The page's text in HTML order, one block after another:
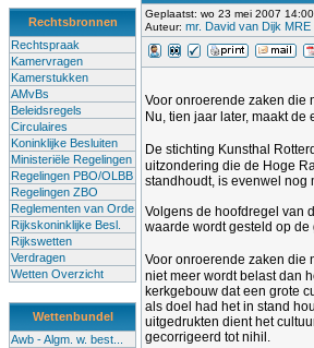
Rechtsbronnen
Rechtspraak
Kamervragen
Kamerstukken
AMvBs
Beleidsregels
Circulaires
Koninklijke Besluiten
Ministeriële Regelingen
Regelingen PBO/OLBB
Regelingen ZBO
Reglementen van Orde
Rijkskoninklijke Besl.
Rijkswetten
Verdragen
Wetten Overzicht
Wettenbundel
Awb - Algm. w. best...
Geplaatst: wo 23 mei 2007 14:00
Auteur: mr. David van Dijk MRE
Voor onroerende zaken die
Nu, tien jaar later, maakt
De stichting Kunsthal
uitzondering die de Hoge
standhoudt, is evenwel nog
Volgens de hoofdregel van
waarde wordt gesteld op
Voor onroerende zaken die
niet meer wordt belast dan
kerkgebouw dat een grote
als doel had het in stand
uitgedrukten dient het
gecorrigeerd tot nihil.